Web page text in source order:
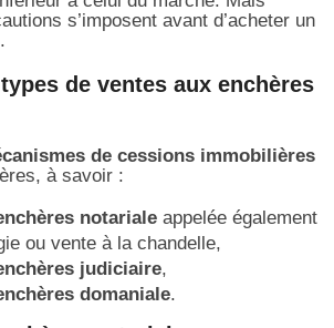
s’imposent avant d’acheter un
de ventes aux enchères
de cessions immobilières
à savoir :
notarialeappelée également
ou vente à la chandelle,
judiciaire,
domaniale.